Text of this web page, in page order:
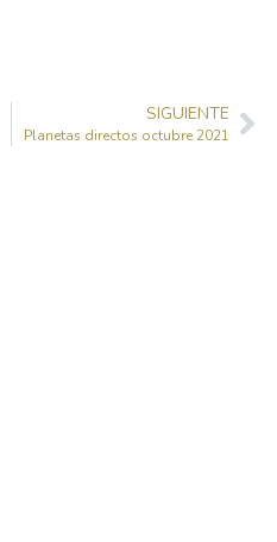
SIGUIENTE
Planetas directos octubre 2021